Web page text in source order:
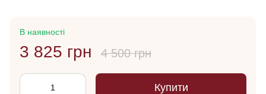
В наявності
3 825 грн 4 500 грн
Купити